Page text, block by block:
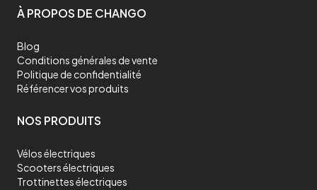
À PROPOS DE CHANGO
Blog
Conditions générales de vente
Politique de confidentialité
Référencer vos produits
NOS PRODUITS
Vélos électriques
Scooters électriques
Trottinettes électriques